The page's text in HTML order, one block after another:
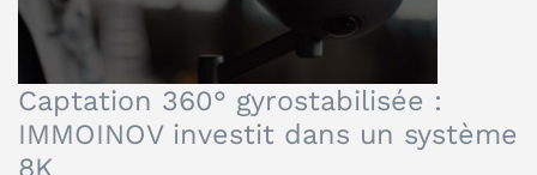
Captation 360° gyrostabilisée :
IMMOINOV investit dans un système
8K